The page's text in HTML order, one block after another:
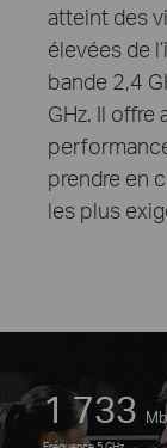
atteint des
élevées de
bande 2,4
GHz. Il offre
prendre en
les plus
1 733